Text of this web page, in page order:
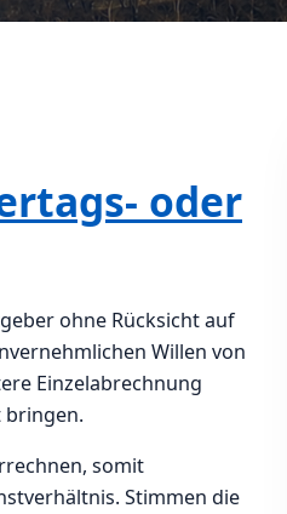
oder
ohne Rücksicht auf
Willen von
Einzelabrechnung
bringen.
somit
Stimmen die